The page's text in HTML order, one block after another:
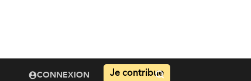
CONNEXION Je contribue